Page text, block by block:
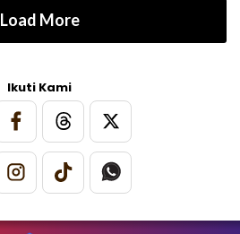
Load More
Ikuti Kami